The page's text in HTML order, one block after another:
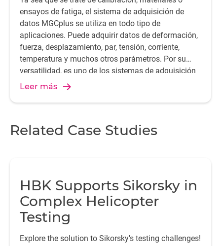
ensayos de fatiga, el sistema de adquisición de
datos MGCplus se utiliza en todo tipo de
aplicaciones. Puede adquirir datos de deformación,
fuerza, desplazamiento, par, tensión, corriente,
temperatura y muchos otros parámetros. Por su
versatilidad, es uno de los sistemas de adquisición
de datos más utilizados en todo el mundo.
Leer más
Related Case Studies
HBK Supports Sikorsky in
Complex Helicopter
Testing
Explore the solution to Sikorsky's testing challenges!